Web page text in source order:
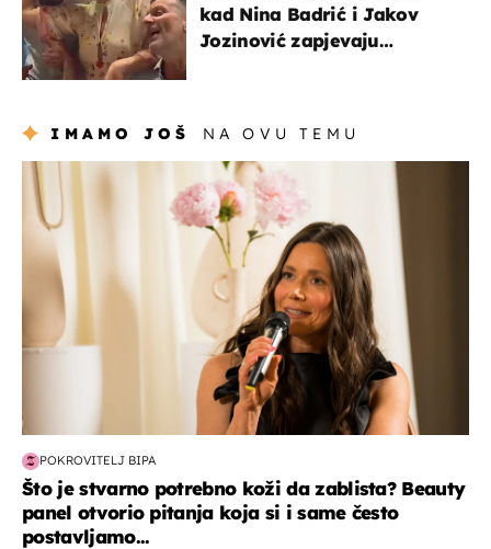
kad Nina Badrić i Jakov
Jozinović zapjevaju
IMAMO JOŠ NA OVU TEMU
moda & ljepota
POKROVITELJ BIPA
Što je stvarno potrebno koži da zablista? Beauty
panel otvorio pitanja koja si i same često
postavljamo...